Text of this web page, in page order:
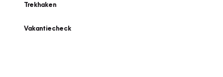
Trekhaken
Vakantiecheck